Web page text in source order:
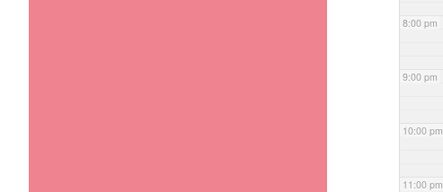
8:00 pm
9:00 pm
10:00 pm
11:00 pm